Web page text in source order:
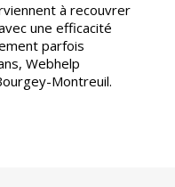
à recouvrer
une efficacité
parfois
Webhelp
Montreuil.